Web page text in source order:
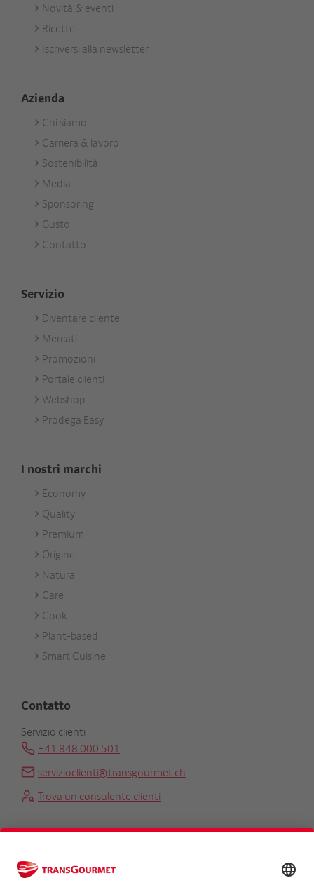
Footer
Aktuell
Novità & eventi
Ricette
Iscriversi alla newsletter
Azienda
Footer
Unternehmen
Chi siamo
Carriera & lavoro
Sostenibilità
Media
Sponsoring
Gusto
Contatto
Servizio
Footer
Services
Diventare cliente
Mercati
Promozioni
Portale clienti
Webshop
Prodega Easy
I nostri marchi
Footer
Unsere
Marken
Economy
Quality
Premium
Origine
Natura
Care
Cook
Plant-based
Smart Cuisine
Contatto
Servizio clienti
+41 848 000 501
servizioclienti@transgourmet.ch
Trova un consulente clienti
info@transgourmet.ch